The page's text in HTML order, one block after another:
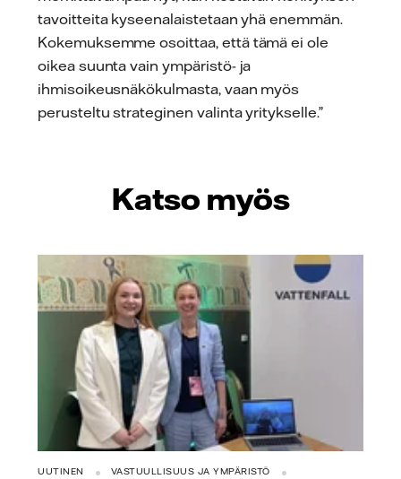
tavoitteita kyseenalaistetaan yhä enemmän.
Kokemuksemme osoittaa, että tämä ei ole
oikea suunta vain ympäristö- ja
ihmisoikeusnäkökulmasta, vaan myös
perusteltu strateginen valinta yritykselle.”
Katso myös
UUTINEN
VASTUULLISUUS JA YMPÄRISTÖ